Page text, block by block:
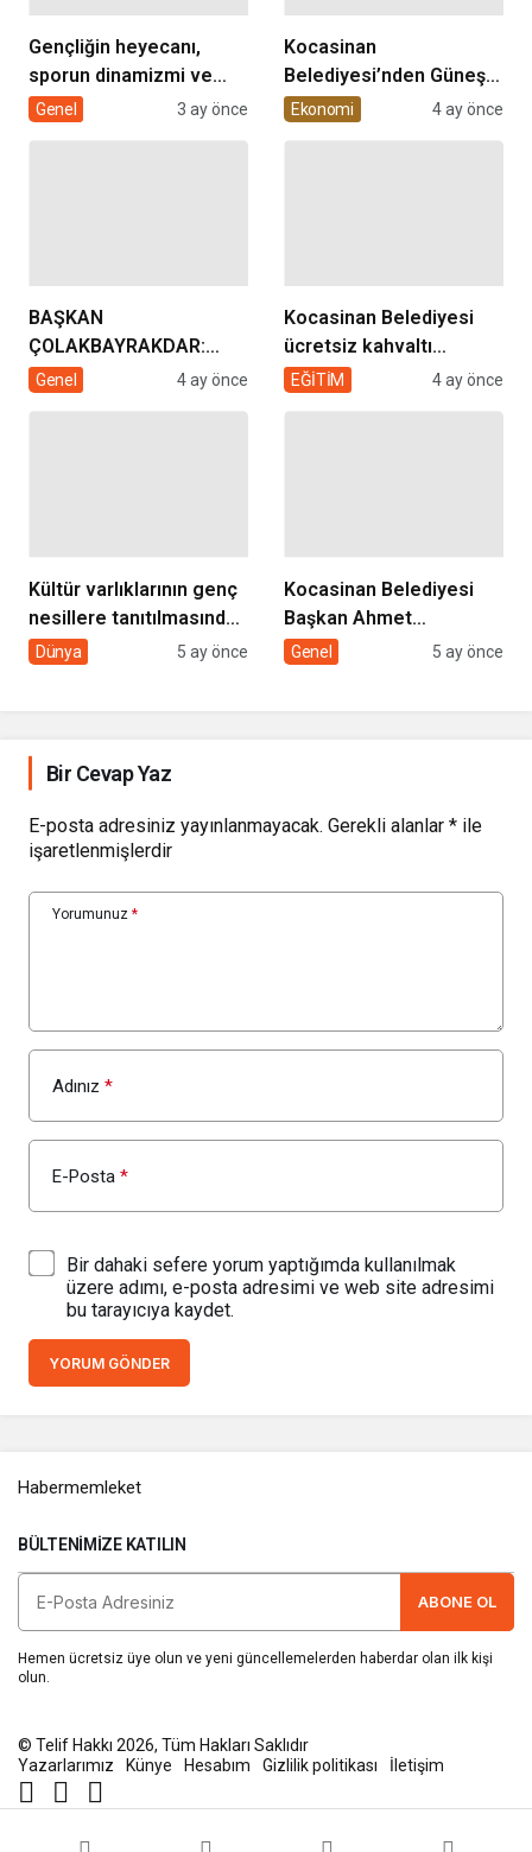
Gençliğin heyecanı,
sporun dinamizmi ve
müziğin coşkusu
Genel 3 ay önce
Kocasinan
Belediyesi’nden Güneş
Enerjisi Hamlesi
Ekonomi 4 ay önce
BAŞKAN
ÇOLAKBAYRAKDAR:
“EVDE SAĞLIK
Genel 4 ay önce
Kocasinan Belediyesi
ücretsiz kahvaltı
desteği projesi
EĞİTİM 4 ay önce
Kültür varlıklarının genç
nesillere tanıtılmasında
sivil toplumun rolü
Dünya 5 ay önce
Kocasinan Belediyesi
Başkan Ahmet
Çolakbayrakdar ile
Genel 5 ay önce
Bir Cevap Yaz
E-posta adresiniz yayınlanmayacak. Gerekli alanlar * ile
işaretlenmişlerdir
Yorumunuz *
Adınız *
E-Posta *
Bir dahaki sefere yorum yaptığımda kullanılmak
üzere adımı, e-posta adresimi ve web site adresimi
bu tarayıcıya kaydet.
YORUM GÖNDER
Habermemleket
BÜLTENIMIZE KATILIN
ABONE OL
Hemen ücretsiz üye olun ve yeni güncellemelerden haberdar olan ilk kişi
olun.
© Telif Hakkı 2026, Tüm Hakları Saklıdır
Yazarlarımız
Künye Hesabım Gizlilik politikası İletişim